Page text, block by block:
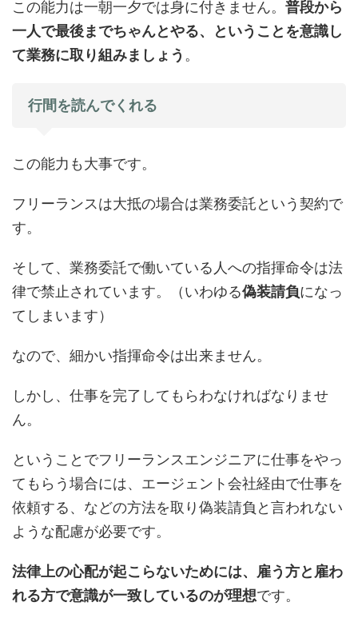
この能力は一朝一夕では身に付きません。 普段から
一人で最後までちゃんとやる、ということを意識し
て業務に取り組みましょう 。
行間を読んでくれる
この能力も大事です。
フリーランスは大抵の場合は業務委託という契約で
す。
そして、業務委託で働いている人への指揮命令は法
律で禁止されています。（いわゆる偽装請負になっ
てしまいます）
なので、細かい指揮命令は出来ません。
しかし、仕事を完了してもらわなければなりませ
ん。
ということでフリーランスエンジニアに仕事をやっ
てもらう場合には、エージェント会社経由で仕事を
依頼する、などの方法を取り偽装請負と言われない
ような配慮が必要です。
法律上の心配が起こらないためには、雇う方と雇わ
れる方で意識が一致しているのが理想です。